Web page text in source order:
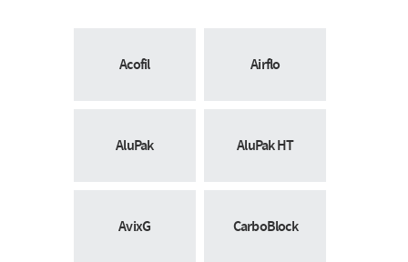
Acofil Airflo
AluPak AluPak HT
AvixG CarboBlock